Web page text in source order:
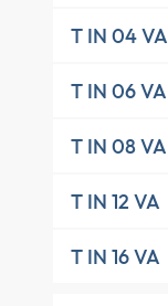
T IN 04 VA
T IN 06 VA
T IN 08 VA
T IN 12 VA
T IN 16 VA